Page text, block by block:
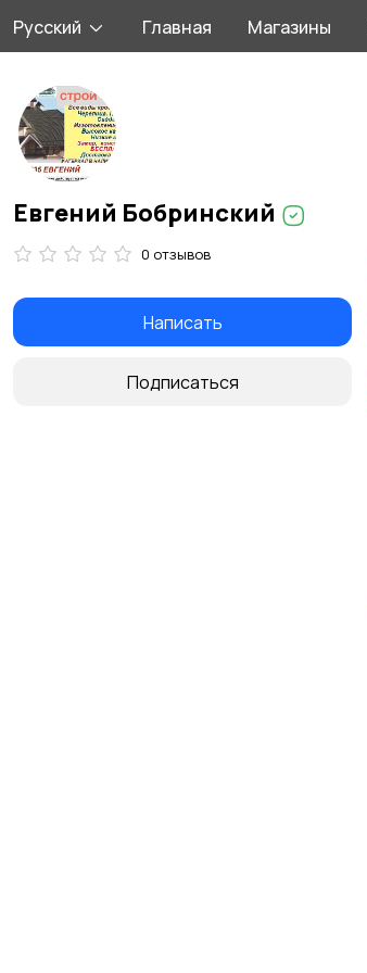
Русский Главная Магазины
Евгений Бобринский
0 отзывов
Написать
Подписаться